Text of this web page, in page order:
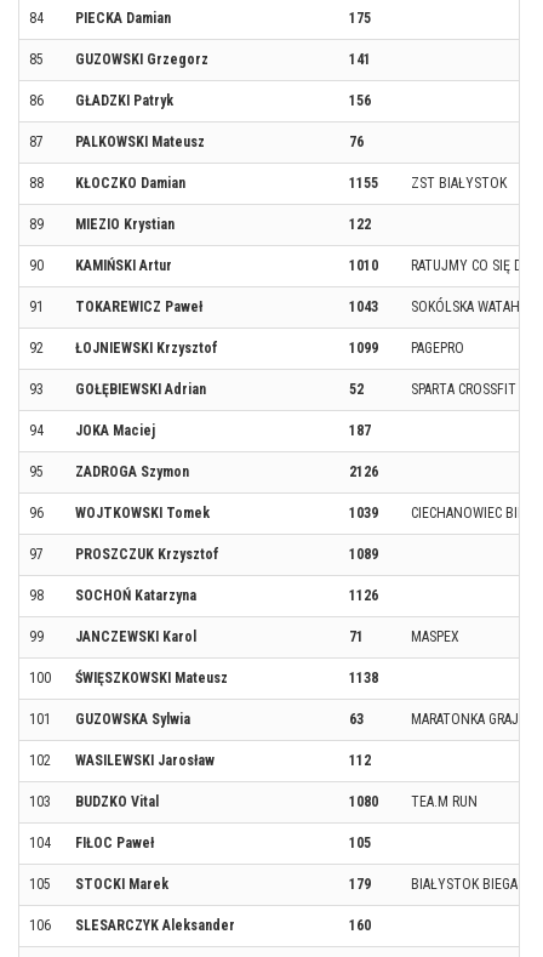
84 PIECKA Damian 175
85 GUZOWSKI Grzegorz 141
86 GŁADZKI Patryk 156
87 PALKOWSKI Mateusz 76
88 KŁOCZKO Damian 1155 ZST BIAŁYSTOK
89 MIEZIO Krystian 122
90 KAMIŃSKI Artur 1010 RATUJMY CO SIĘ DA
91 TOKAREWICZ Paweł 1043 SOKÓLSKA WATAHA
92 ŁOJNIEWSKI Krzysztof 1099 PAGEPRO
93 GOŁĘBIEWSKI Adrian 52 SPARTA CROSSFIT
94 JOKA Maciej 187
95 ZADROGA Szymon 2126
96 WOJTKOWSKI Tomek 1039 CIECHANOWIEC BIEGA
97 PROSZCZUK Krzysztof 1089
98 SOCHOŃ Katarzyna 1126
99 JANCZEWSKI Karol 71 MASPEX
100 ŚWIĘSZKOWSKI Mateusz 1138
101 GUZOWSKA Sylwia 63 MARATONKA
102 WASILEWSKI Jarosław 112
103 BUDZKO Vital 1080 TEA.M RUN
104 FIŁOC Paweł 105
105 STOCKI Marek 179 BIAŁYSTOK BIEGA
106 SLESARCZYK Aleksander 160